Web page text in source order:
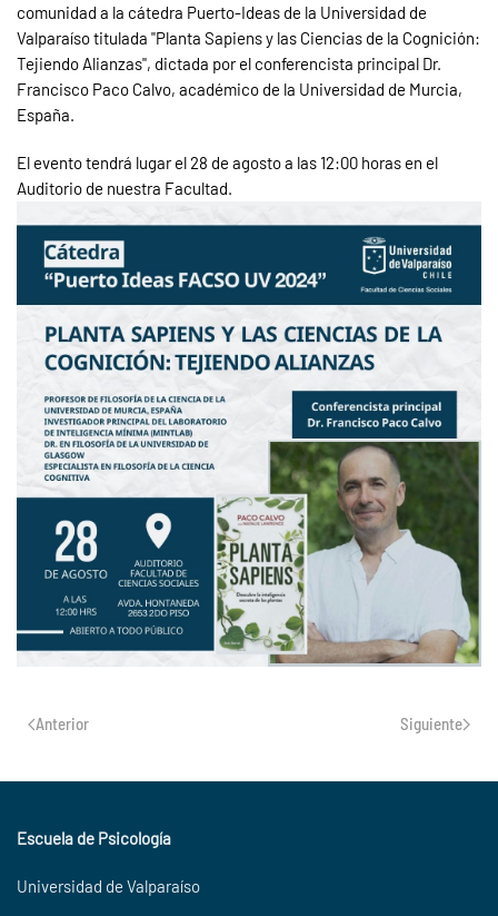
comunidad a la cátedra Puerto-Ideas de la Universidad de
Valparaíso titulada "Planta Sapiens y las Ciencias de la Cognición:
Tejiendo Alianzas", dictada por el conferencista principal Dr.
Francisco Paco Calvo, académico de la Universidad de Murcia,
España.
El evento tendrá lugar el 28 de agosto a las 12:00 horas en el
Auditorio de nuestra Facultad.
Anterior Siguiente
Escuela de Psicología
Universidad de Valparaíso